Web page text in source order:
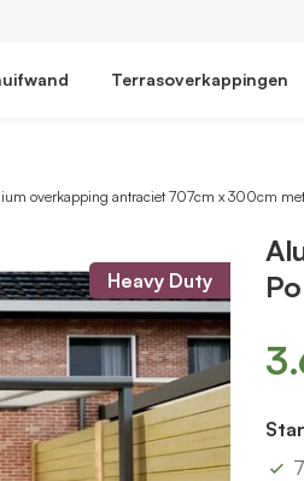
Terrasoverkappingen
overkapping antraciet 707cm x 300cm met
Heavy Duty